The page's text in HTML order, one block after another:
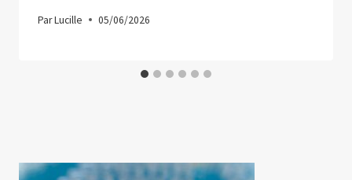
ParLucille 05/06/2026